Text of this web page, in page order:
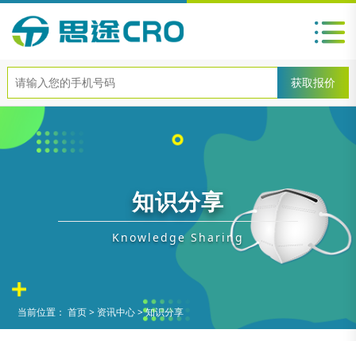
知识分享
Knowledge Sharing
当前位置：首页> 资讯中心>知识分享